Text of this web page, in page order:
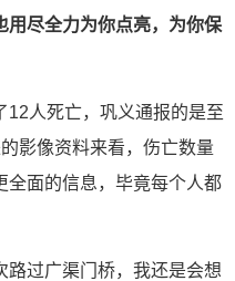
用尽全力为你点亮，为你保
12人死亡，巩义通报的是至
影像资料来看，伤亡数量
全面的信息，毕竟每个人都
路过广渠门桥，我还是会想